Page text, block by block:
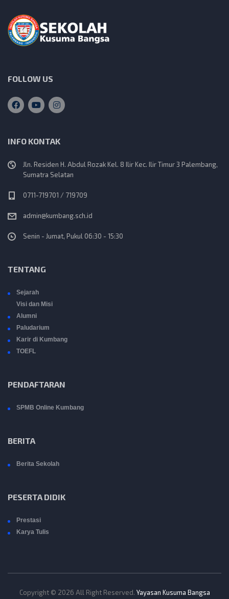
FOLLOW US
INFO KONTAK
Jln. Residen H. Abdul Rozak Kel. 8 Ilir Kec. Ilir Timur 3 Palembang,
Sumatra Selatan
0711-719701 / 719709
admin@kumbang.sch.id
Senin - Jumat, Pukul 06:30 - 15:30
TENTANG
Sejarah
Visi dan Misi
Alumni
Paludarium
Karir di Kumbang
TOEFL
PENDAFTARAN
SPMB Online Kumbang
BERITA
Berita Sekolah
PESERTA DIDIK
Prestasi
Karya Tulis
Copyright © 2026 All Right Reserved. Yayasan Kusuma Bangsa